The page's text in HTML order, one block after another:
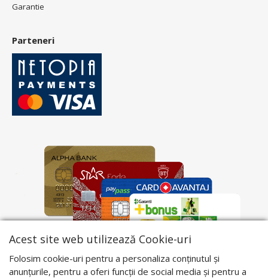
Garantie
Parteneri
Acest site web utilizează Cookie-uri
Folosim cookie-uri pentru a personaliza conținutul și
anunțurile, pentru a oferi funcții de social media și pentru a